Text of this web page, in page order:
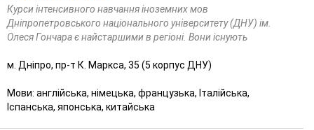
Курси інтенсивного навчання іноземних мов
Дніпропетровського національного університету (ДНУ) ім.
Олеся Гончара є найстаршими в регіоні. Вони існують
м. Дніпро, пр-т К. Маркса, 35 (5 корпус ДНУ)
Мови: англійська, німецька, французька, Італійська,
Іспанська, японська, китайська